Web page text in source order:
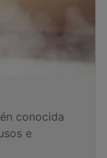
conocida
e